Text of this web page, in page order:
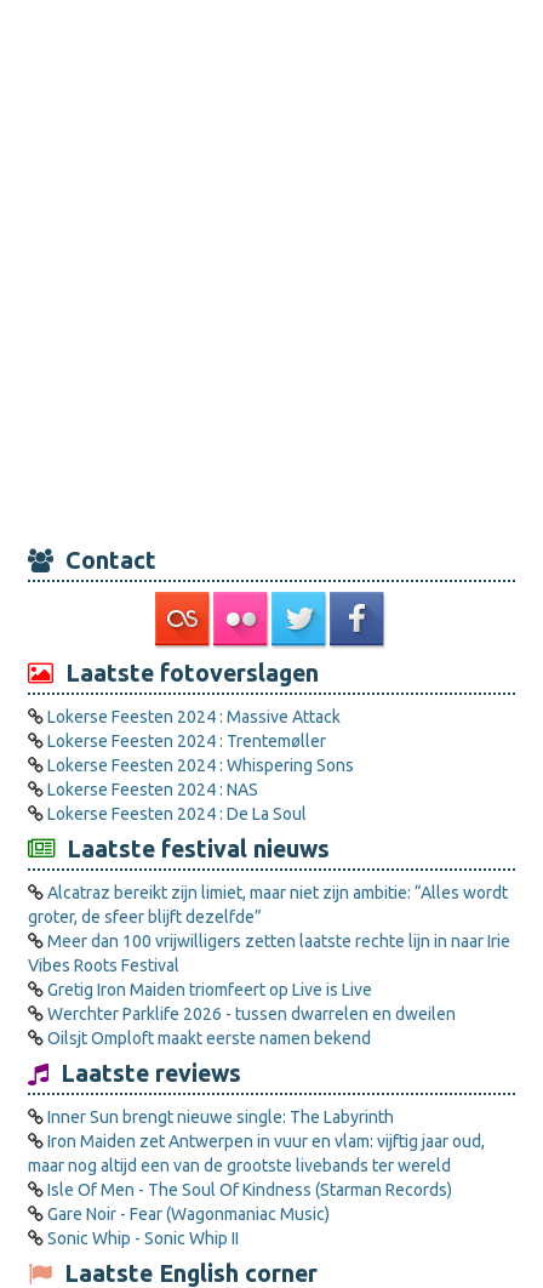
Contact
Laatste fotoverslagen
Lokerse Feesten 2024 : Massive Attack
Lokerse Feesten 2024 : Trentemøller
Lokerse Feesten 2024 : Whispering Sons
Lokerse Feesten 2024 : NAS
Lokerse Feesten 2024 : De La Soul
Laatste festival nieuws
Alcatraz bereikt zijn limiet, maar niet zijn ambitie: “Alles wordt
groter, de sfeer blijft dezelfde”
Meer dan 100 vrijwilligers zetten laatste rechte lijn in naar Irie
Vibes Roots Festival
Gretig Iron Maiden triomfeert op Live is Live
Werchter Parklife 2026 - tussen dwarrelen en dweilen
Oilsjt Omploft maakt eerste namen bekend
Laatste reviews
Inner Sun brengt nieuwe single: The Labyrinth
Iron Maiden zet Antwerpen in vuur en vlam: vijftig jaar oud,
maar nog altijd een van de grootste livebands ter wereld
Isle Of Men - The Soul Of Kindness (Starman Records)
Gare Noir - Fear (Wagonmaniac Music)
Sonic Whip - Sonic Whip II
Laatste English corner